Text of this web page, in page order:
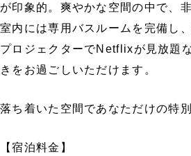
が印象的。爽やかな空間の中で、
室内には専用バスルームを完備し
プロジェクターでNetflixが見放題
きをお過ごしいただけます。
落ち着いた空間であなただけの特
【宿泊料金】